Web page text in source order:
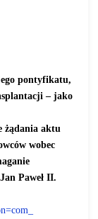
pontyfikatu,
– jako
żądania aktu
wobec
Paweł II.